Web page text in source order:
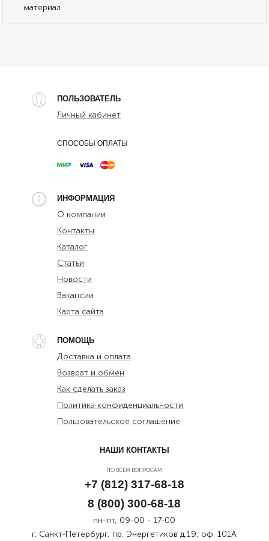
материал
ПОЛЬЗОВАТЕЛЬ
Личный кабинет
СПОСОБЫ ОПЛАТЫ
ИНФОРМАЦИЯ
О компании
Контакты
Каталог
Статьи
Новости
Вакансии
Карта сайта
ПОМОЩЬ
Доставка и оплата
Возврат и обмен
Как сделать заказ
Политика конфиденциальности
Пользовательское соглашение
НАШИ КОНТАКТЫ
ПО ВСЕМ ВОПРОСАМ
+7 (812) 317-68-18
8 (800) 300-68-18
пн-пт, 09-00 - 17-00
г. Санкт-Петербург, пр. Энергетиков д.19, оф. 101А